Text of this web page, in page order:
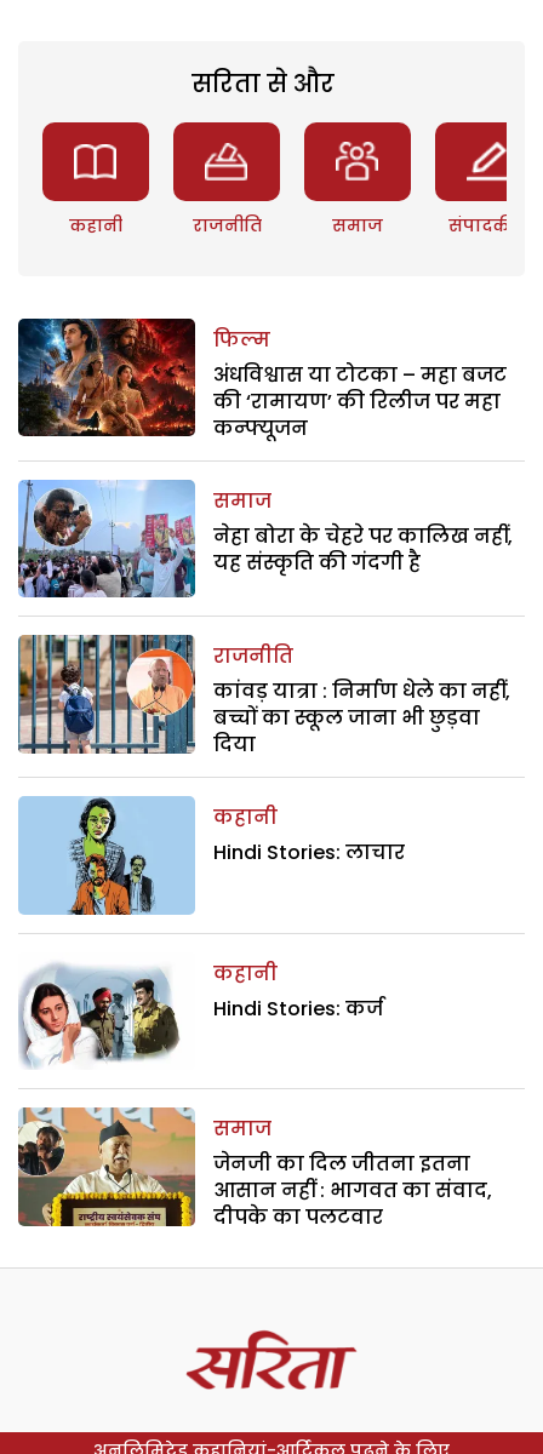
सरिता से और
कहानी राजनीति समाज संपादकीय
फिल्म
अंधविश्वास या टोटका – महा बजट
की ‘रामायण’ की रिलीज पर महा
कन्फ्यूजन
समाज
नेहा बोरा के चेहरे पर कालिख नहीं,
यह संस्कृति की गंदगी है
राजनीति
कांवड़ यात्रा : निर्माण धेले का नहीं,
बच्चों का स्कूल जाना भी छुड़वा
दिया
कहानी
Hindi Stories: लाचार
कहानी
Hindi Stories: कर्ज
समाज
जेनजी का दिल जीतना इतना
आसान नहीं : भागवत का संवाद,
दीपके का पलटवार